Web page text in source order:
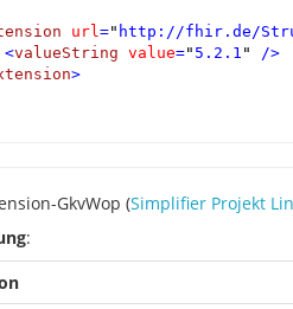
url =" http://fhir.de/
<valueString value=" 5.2.1 "
/>
>
GkvWop (Simplifier Projekt
: